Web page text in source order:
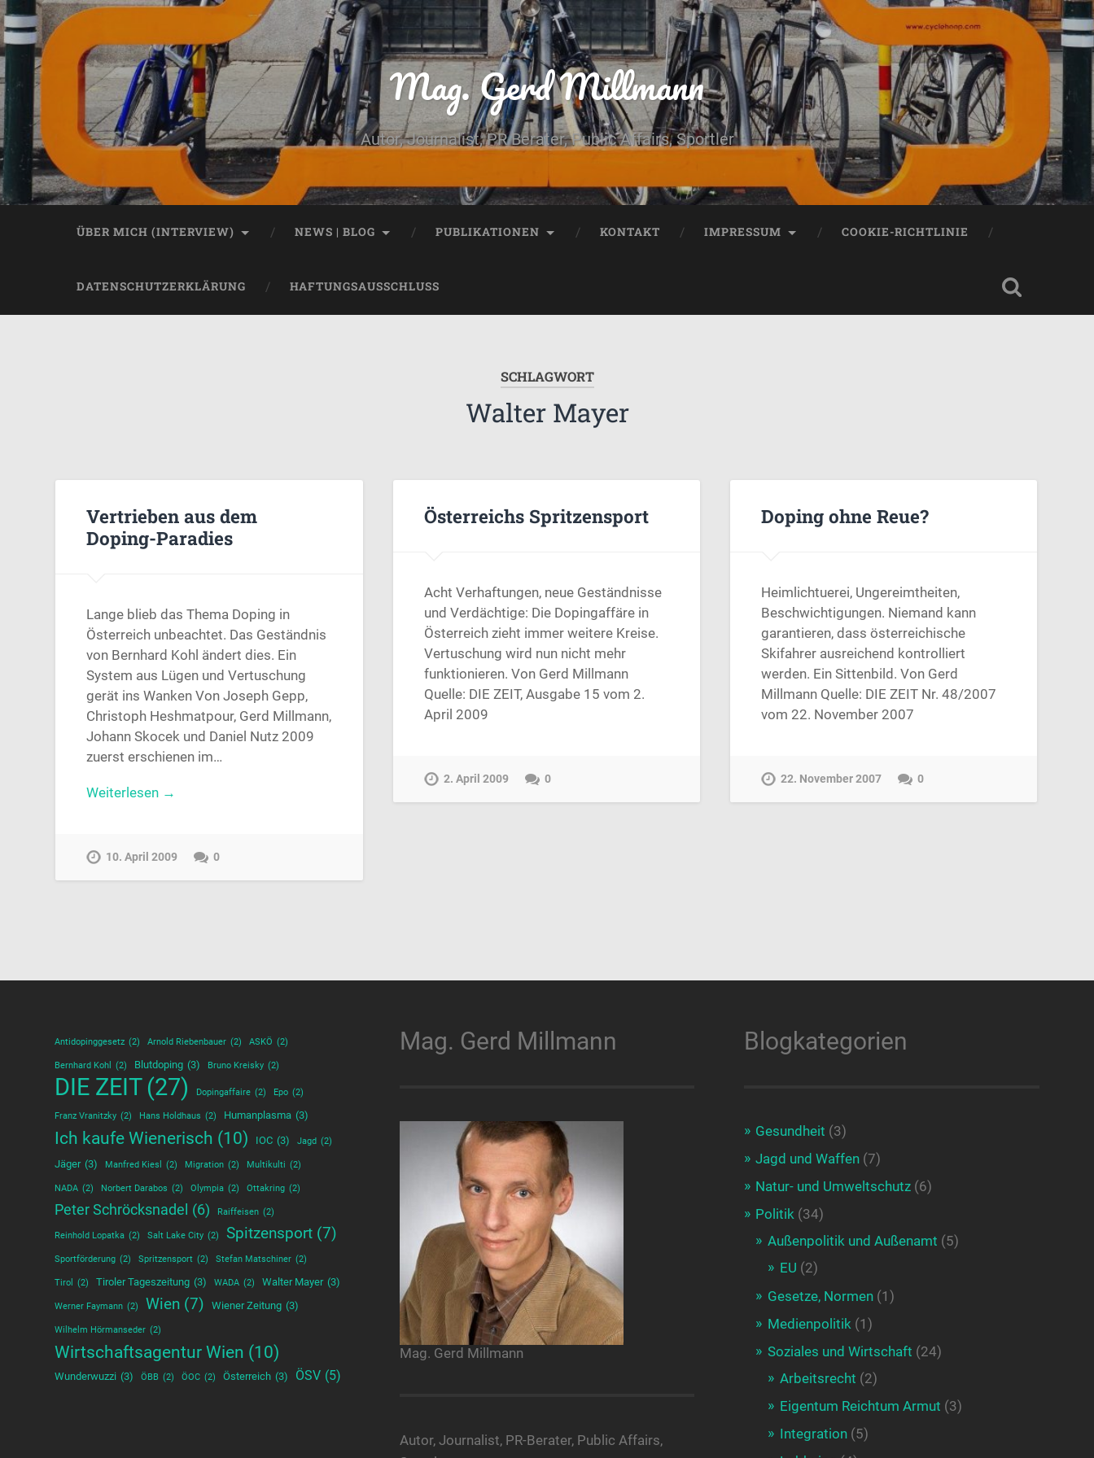
Mag. Gerd Millmann
Autor, Journalist, PR Berater, Public Affairs, Sportler
ÜBER MICH (INTERVIEW) NEWS | BLOG PUBLIKATIONEN KONTAKT IMPRESSUM COOKIE-RICHTLINIE
DATENSCHUTZERKLÄRUNG HAFTUNGSAUSSCHLUSS
SCHLAGWORT
Walter Mayer
Vertrieben aus dem
Doping-Paradies
Lange blieb das Thema Doping in
Österreich unbeachtet. Das Geständnis
von Bernhard Kohl ändert dies. Ein
System aus Lügen und Vertuschung
gerät ins Wanken Von Joseph Gepp,
Christoph Heshmatpour, Gerd Millmann,
Johann Skocek und Daniel Nutz 2009
zuerst erschienen im…
Weiterlesen →
10. April 2009 0
Österreichs Spritzensport
Acht Verhaftungen, neue Geständnisse
und Verdächtige: Die Dopingaffäre in
Österreich zieht immer weitere Kreise.
Vertuschung wird nun nicht mehr
funktionieren. Von Gerd Millmann
Quelle: DIE ZEIT, Ausgabe 15 vom 2.
April 2009
2. April 2009 0
Doping ohne Reue?
Heimlichtuerei, Ungereimtheiten,
Beschwichtigungen. Niemand kann
garantieren, dass österreichische
Skifahrer ausreichend kontrolliert
werden. Ein Sittenbild. Von Gerd
Millmann Quelle: DIE ZEIT Nr. 48/2007
vom 22. November 2007
22. November 2007 0
Antidopinggesetz (2) Arnold Riebenbauer (2) ASKÖ (2)
Bernhard Kohl (2) Blutdoping (3) Bruno Kreisky (2)
DIE ZEIT (27) Dopingaffaire (2) Epo (2)
Franz Vranitzky (2) Hans Holdhaus (2) Humanplasma (3)
Ich kaufe Wienerisch (10) IOC (3) Jagd (2)
Jäger (3) Manfred Kiesl (2) Migration (2) Multikulti (2)
NADA (2) Norbert Darabos (2) Olympia (2) Ottakring (2)
Peter Schröcksnadel (6) Raiffeisen (2)
Reinhold Lopatka (2) Salt Lake City (2) Spitzensport (7)
Sportförderung (2) Spritzensport (2) Stefan Matschiner (2)
Tirol (2) Tiroler Tageszeitung (3) WADA (2) Walter Mayer (3)
Werner Faymann (2) Wien (7) Wiener Zeitung (3)
Wilhelm Hörmanseder (2)
Wirtschaftsagentur Wien (10)
Wunderwuzzi (3) ÖBB (2) ÖOC (2) Österreich (3) ÖSV (5)
Mag. Gerd Millmann
Mag. Gerd Millmann
Autor, Journalist, PR-Berater, Public Affairs,
Blogkategorien
Gesundheit (3)
Jagd und Waffen(7)
Natur- und Umweltschutz(6)
Politik(34)
Außenpolitik und Außenamt (5)
EU (2)
Gesetze, Normen(1)
Medienpolitik(1)
Soziales und Wirtschaft (24)
Arbeitsrecht (2)
Eigentum Reichtum Armut (3)
Integration(5)